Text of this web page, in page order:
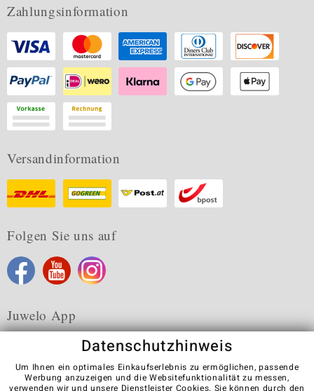
Zahlungsinformation
Versandinformation
Folgen Sie uns auf
Juwelo App
Datenschutzhinweis
Um Ihnen ein optimales Einkaufserlebnis zu ermöglichen, passende
Werbung anzuzeigen und die Websitefunktionalität zu messen,
verwenden wir und unsere Dienstleister Cookies. Sie können durch den